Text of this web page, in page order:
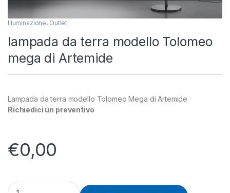
Illuminazione, Outlet
lampada da terra modello Tolomeo
mega di Artemide
Lampada da terra modello Tolomeo Mega di Artemide
Richiedici un preventivo
€0,00
lampada da terra modello Tolomeo mega di Artemide